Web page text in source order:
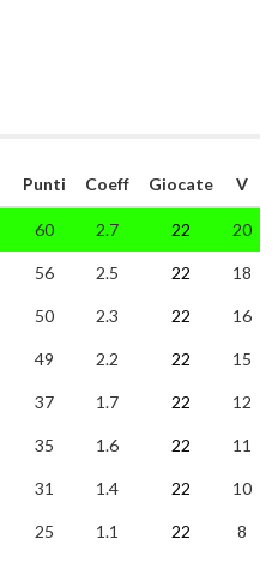
Punti Coeff Giocate V
60 2.7 22 20
56 2.5 22 18
50 2.3 22 16
49 2.2 22 15
37 1.7 22 12
35 1.6 22 11
31 1.4 22 10
25 1.1 22 8